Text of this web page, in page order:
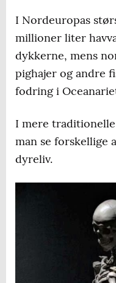
I Nordeuropas
millioner liter
dykkerne, mens
pighajer og andre
fodring i
I mere
man se forskellige
dyreliv.